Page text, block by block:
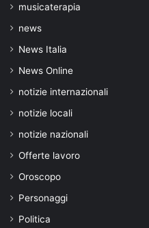
musicaterapia
news
News Italia
News Online
notizie internazionali
notizie locali
notizie nazionali
Offerte lavoro
Oroscopo
Personaggi
Politica